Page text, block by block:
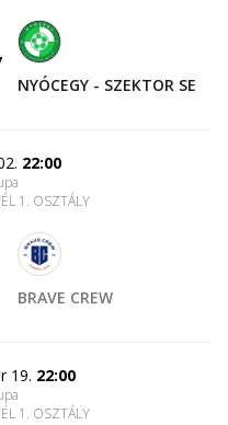
NYÓCEGY - SZEKTOR SE
22:00
1. OSZTÁLY
BRAVE CREW
19. 22:00
1. OSZTÁLY